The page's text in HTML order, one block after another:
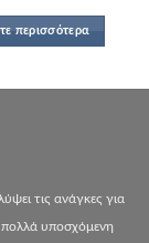
περισσότερα
τις ανάγκες για
πολλά υποσχόμενη